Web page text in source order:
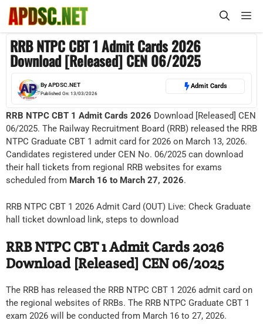
Skip
RRB NTPC CBT 1 Admit Cards 2026
Download [Released] CEN 06/2025
ByAPDSC.NET
Published On: 13/03/2026
Admit Cards
RRB NTPC CBT 1 Admit Cards 2026 Download [Released] CEN
06/2025. The Railway Recruitment Board (RRB) released the RRB
NTPC Graduate CBT 1 admit card for 2026 on March 13, 2026.
Candidates registered under CEN No. 06/2025 can download
their hall tickets from regional RRB websites for exams
scheduled from March 16 to March 27, 2026.
RRB NTPC CBT 1 2026 Admit Card (OUT) Live: Check Graduate
hall ticket download link, steps to download
RRB NTPC CBT 1 Admit Cards 2026
Download [Released] CEN 06/2025
The RRB has released the RRB NTPC CBT 1 2026 admit card on
the regional websites of RRBs. The RRB NTPC Graduate CBT 1
exam 2026 will be conducted from March 16 to 27, 2026.